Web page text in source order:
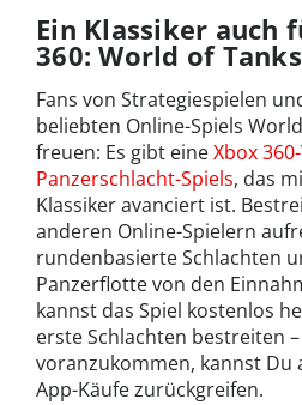
Ein Klassiker auch
360: World of Tanks
Fans von Strategiespielen
beliebten Online-Spiels
freuen: Es gibt eineXbox
Panzerschlacht-Spiels, das
Klassiker avanciert ist.
anderen Online-Spielern
rundenbasierte Schlachten
Panzerflotte von den
kannst das Spiel kostenlos
erste Schlachten bestreiten
voranzukommen, kannst Du
App-Käufe zurückgreifen.